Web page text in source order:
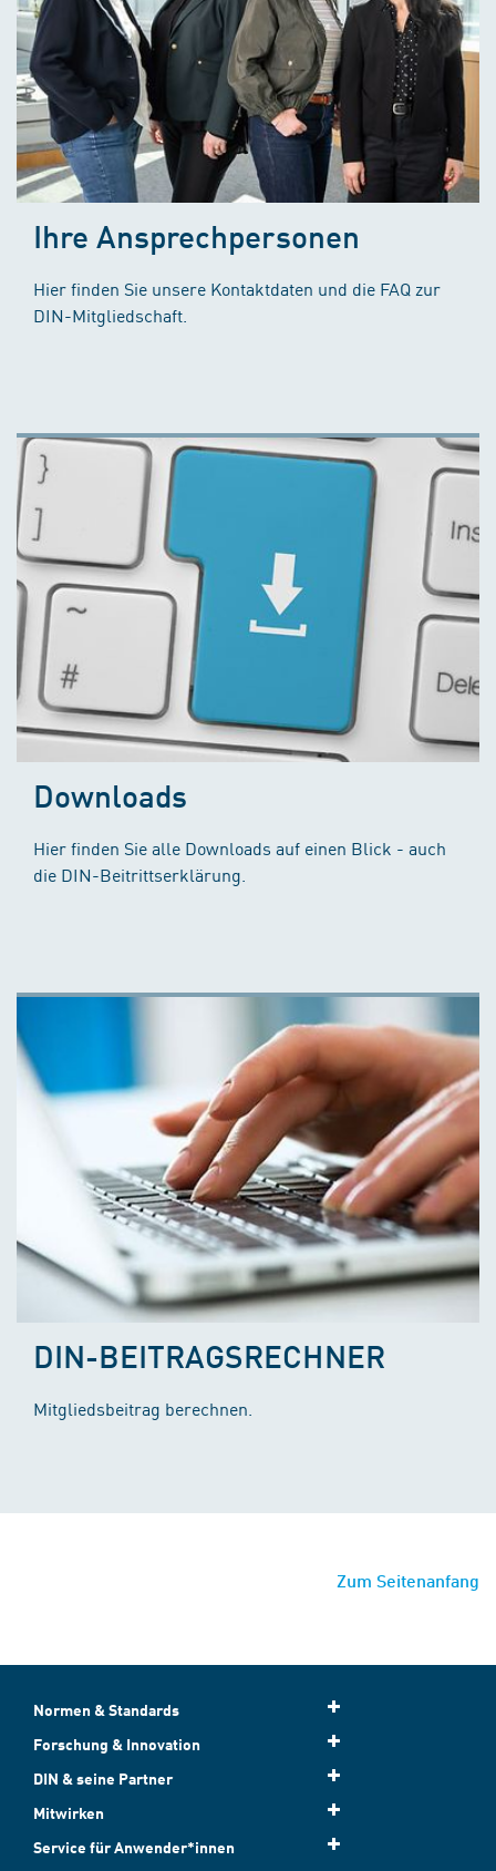
Ihre Ansprechpersonen
Hier finden Sie unsere Kontaktdaten und die FAQ zur
DIN-Mitgliedschaft.
Downloads
Hier finden Sie alle Downloads auf einen Blick - auch
die DIN-Beitrittserklärung.
DIN-BEITRAGSRECHNER
Mitgliedsbeitrag berechnen.
Zum Seitenanfang
Normen & Standards
Forschung & Innovation
DIN & seine Partner
Mitwirken
Service für Anwender*innen